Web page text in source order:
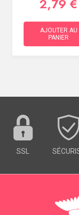
2,79 €
AJOUTER AU
PANIER
SSL